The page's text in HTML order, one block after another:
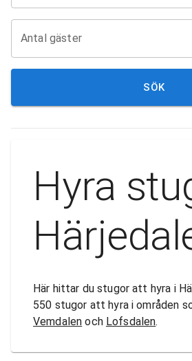
Antal gäster
SÖK
Hyra
Här hittar du stugor att hyra i
550 stugor att hyra i områden
Vemdalen och Lofsdalen.